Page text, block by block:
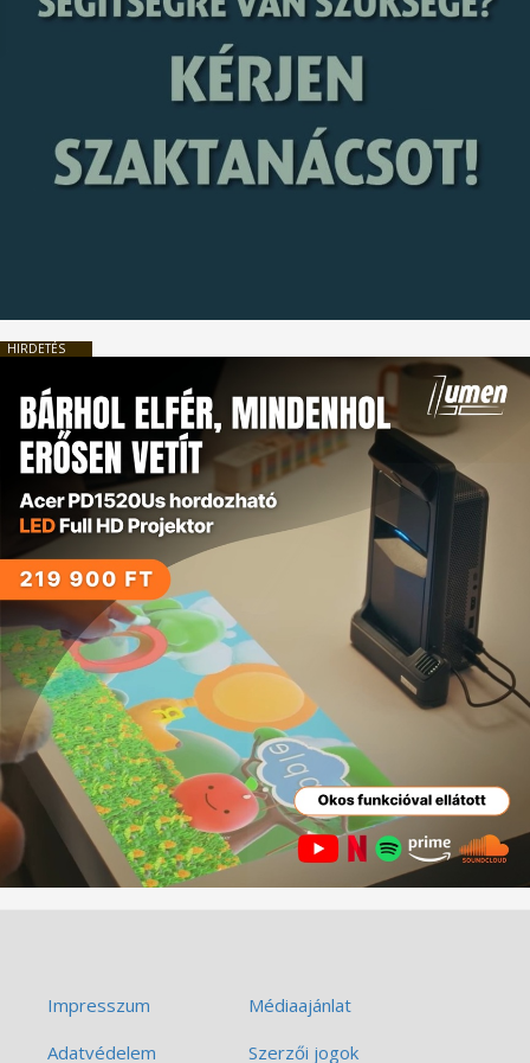
HIRDETÉS
Impresszum
Médiaajánlat
Adatvédelem
Szerzői jogok